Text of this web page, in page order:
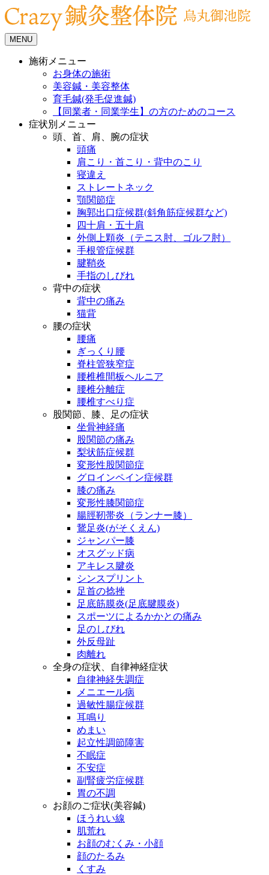
MENU
施術メニュー
お身体の施術
美容鍼・美容整体
育毛鍼(発毛促進鍼)
【同業者・同業学生】の方のためのコース
症状別メニュー
頭、首、肩、腕の症状
頭痛
肩こり・首こり・背中のこり
寝違え
ストレートネック
顎関節症
胸郭出口症候群(斜角筋症候群など)
四十肩・五十肩
外側上顆炎（テニス肘、ゴルフ肘）
手根管症候群
腱鞘炎
手指のしびれ
背中の症状
背中の痛み
猫背
腰の症状
腰痛
ぎっくり腰
脊柱管狭窄症
腰椎椎間板ヘルニア
腰椎分離症
腰椎すべり症
股関節、膝、足の症状
坐骨神経痛
股関節の痛み
梨状筋症候群
変形性股関節症
グロインペイン症候群
膝の痛み
変形性膝関節症
腸脛靭帯炎（ランナー膝）
鵞足炎(がそくえん)
ジャンパー膝
オスグッド病
アキレス腱炎
シンスプリント
足首の捻挫
足底筋膜炎(足底腱膜炎)
スポーツによるかかとの痛み
足のしびれ
外反母趾
肉離れ
全身の症状、自律神経症状
自律神経失調症
メニエール病
過敏性腸症候群
耳鳴り
めまい
起立性調節障害
不眠症
不安症
副腎疲労症候群
胃の不調
お顔のご症状(美容鍼)
ほうれい線
肌荒れ
お顔のむくみ・小顔
顔のたるみ
くすみ